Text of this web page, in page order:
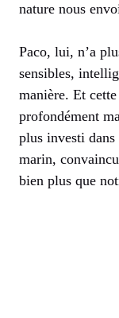
nature nous
Paco, lui, n’a
sensibles,
manière. Et
profondément
plus investi
marin,
bien plus que